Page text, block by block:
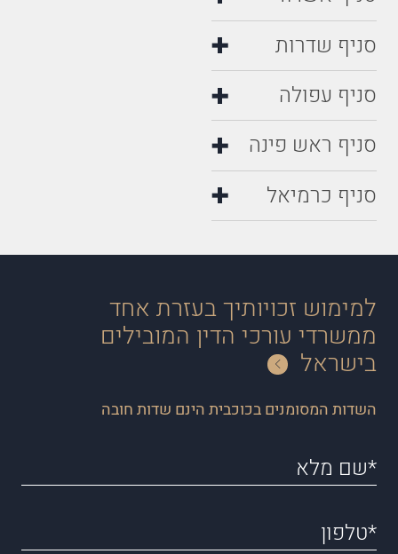
סניף שדרות
סניף עפולה
סניף ראש פינה
סניף כרמיאל
למימוש זכויותיך בעזרת אחד
ממשרדי עורכי הדין המובילים
בישראל
השדות המסומנים בכוכבית הינם שדות חובה